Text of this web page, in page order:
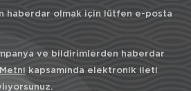
haberdar olmak için lütfen e-posta
ve bildirimlerden haberdar
kapsamında elektronik ileti